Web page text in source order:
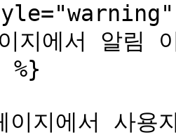
지에서 알림
%}
지에서 사용